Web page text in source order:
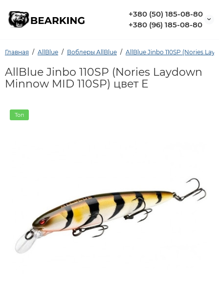
+380 (50) 185-08-80
+380 (96) 185-08-80
Главная AllBlue Воблеры AllBlue AllBlue Jinbo 110SP (Nories
AllBlue Jinbo 110SP (Nories Laydown
Minnow MID 110SP) цвет E
Топ